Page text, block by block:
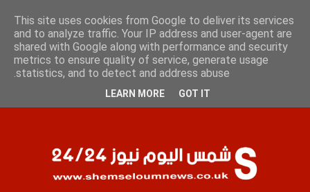
الخميس 6 أغسطس 2026
الصفحات
This site uses cookies from Google to deliver its services
and to analyze traffic. Your IP address and user-agent are
shared with Google along with performance and security
metrics to ensure quality of service, generate usage
statistics, and to detect and address abuse.
LEARN MORE GOT IT